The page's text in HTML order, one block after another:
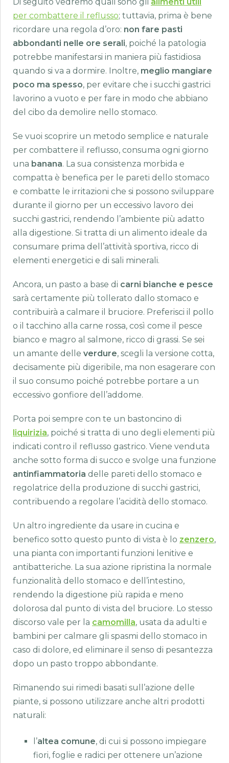
per combattere il reflusso; tuttavia, prima è bene
ricordare una regola d’oro: non fare pasti
abbondanti nelle ore serali, poiché la patologia
potrebbe manifestarsi in maniera più fastidiosa
quando si va a dormire. Inoltre, meglio mangiare
poco ma spesso, per evitare che i succhi gastrici
lavorino a vuoto e per fare in modo che abbiano
del cibo da demolire nello stomaco.
Se vuoi scoprire un metodo semplice e naturale
per combattere il reflusso, consuma ogni giorno
una banana. La sua consistenza morbida e
compatta è benefica per le pareti dello stomaco
e combatte le irritazioni che si possono sviluppare
durante il giorno per un eccessivo lavoro dei
succhi gastrici, rendendo l’ambiente più adatto
alla digestione. Si tratta di un alimento ideale da
consumare prima dell’attività sportiva, ricco di
elementi energetici e di sali minerali.
Ancora, un pasto a base di carni bianche e pesce
sarà certamente più tollerato dallo stomaco e
contribuirà a calmare il bruciore. Preferisci il pollo
o il tacchino alla carne rossa, così come il pesce
bianco e magro al salmone, ricco di grassi. Se sei
un amante delle verdure, scegli la versione cotta,
decisamente più digeribile, ma non esagerare con
il suo consumo poiché potrebbe portare a un
eccessivo gonfiore dell’addome.
Porta poi sempre con te un bastoncino di
liquirizia, poiché si tratta di uno degli elementi più
indicati contro il reflusso gastrico. Viene venduta
anche sotto forma di succo e svolge una funzione
antinfiammatoria delle pareti dello stomaco e
regolatrice della produzione di succhi gastrici,
contribuendo a regolare l’acidità dello stomaco.
Un altro ingrediente da usare in cucina e
benefico sotto questo punto di vista è lo zenzero,
una pianta con importanti funzioni lenitive e
antibatteriche. La sua azione ripristina la normale
funzionalità dello stomaco e dell’intestino,
rendendo la digestione più rapida e meno
dolorosa dal punto di vista del bruciore. Lo stesso
discorso vale per la camomilla, usata da adulti e
bambini per calmare gli spasmi dello stomaco in
caso di dolore, ed eliminare il senso di pesantezza
dopo un pasto troppo abbondante.
Rimanendo sui rimedi basati sull’azione delle
piante, si possono utilizzare anche altri prodotti
naturali:
l’altea comune, di cui si possono impiegare
fiori, foglie e radici per ottenere un’azione